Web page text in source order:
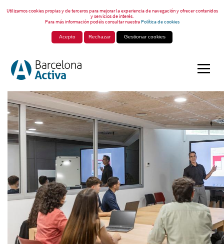
Utilizamos cookies propias y de terceros para mejorar la experiencia de navegación y ofrecer contenidos
y servicios de interés.
Para más información podéis consultar nuestraPolítica de cookies
Acepto Rechazar Gestionar cookies